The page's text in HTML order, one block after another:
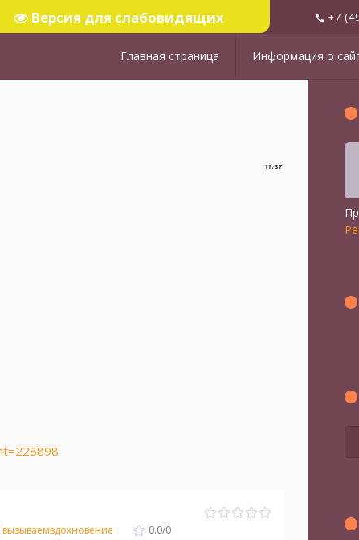
Версия для слабовидящих phone +7
Главная страница Информация о
11:37
вызываемвдохновение 0.0/0